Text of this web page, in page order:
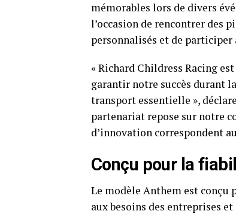
mémorables lors de divers
l’occasion de rencontrer des
personnalisés et de participer
« Richard Childress Racing
garantir notre succès durant
transport essentielle »,
partenariat repose sur notre
d’innovation correspondent
Conçu pour la
Le modèle Anthem est
aux besoins des entreprises